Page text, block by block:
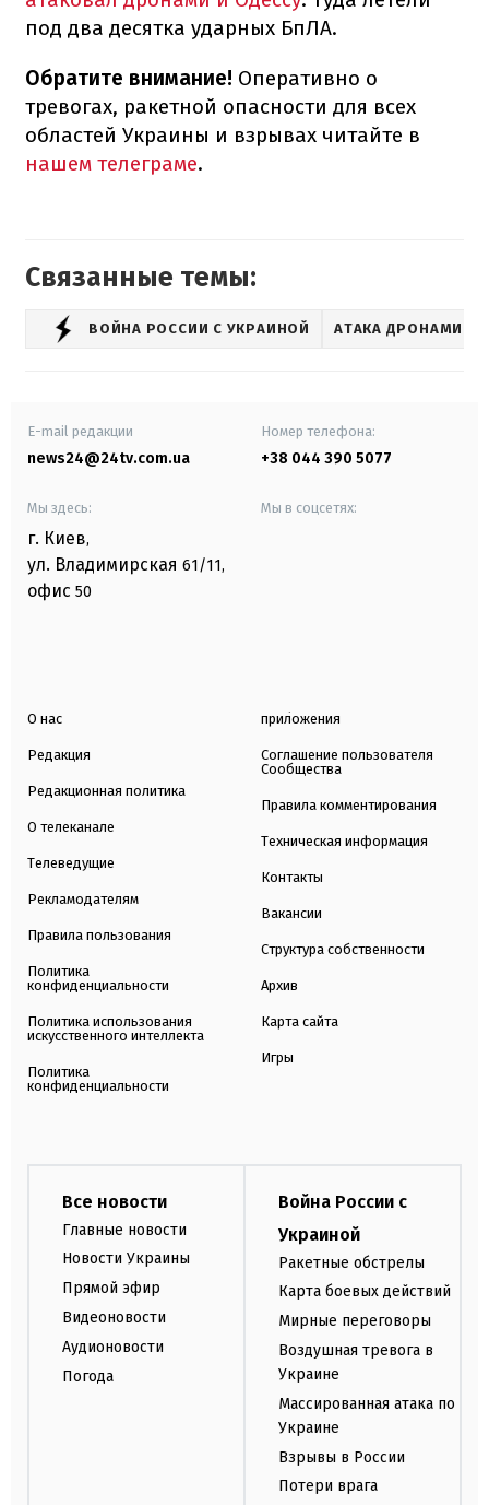
под два десятка ударных БпЛА.
Обратите внимание! Оперативно о
тревогах, ракетной опасности для всех
областей Украины и взрывах читайте в
нашем телеграме.
Связанные темы:
ВОЙНА РОССИИ С УКРАИНОЙ АТАКА ДРОНАМИ-
E-mail редакции
news24@24tv.com.ua
Номер телефона:
+38 044 390 5077
Мы здесь:
г. Киев,
ул. Владимирская 61/11,
офис 50
Мы в соцсетях:
О нас
Редакция
Редакционная политика
О телеканале
Телеведущие
Рекламодателям
Правила пользования
Политика
конфиденциальности
Политика использования
искусственного интеллекта
Политика
конфиденциальности
приложения
Соглашение пользователя
Сообщества
Правила комментирования
Техническая информация
Контакты
Вакансии
Структура собственности
Архив
Карта сайта
Игры
Все новости
Главные новости
Новости Украины
Прямой эфир
Видеоновости
Аудионовости
Погода
Война России с
Украиной
Ракетные обстрелы
Карта боевых действий
Мирные переговоры
Воздушная тревога в
Украине
Массированная атака по
Украине
Взрывы в России
Потери врага